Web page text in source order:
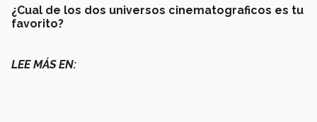
¿Cual de los dos universos cinematograficos es tu
favorito?
LEE MÁS EN: